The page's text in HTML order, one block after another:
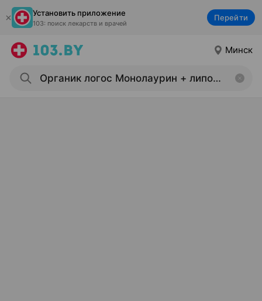
Установить приложение
103: поиск лекарств и врачей
Перейти
Минск